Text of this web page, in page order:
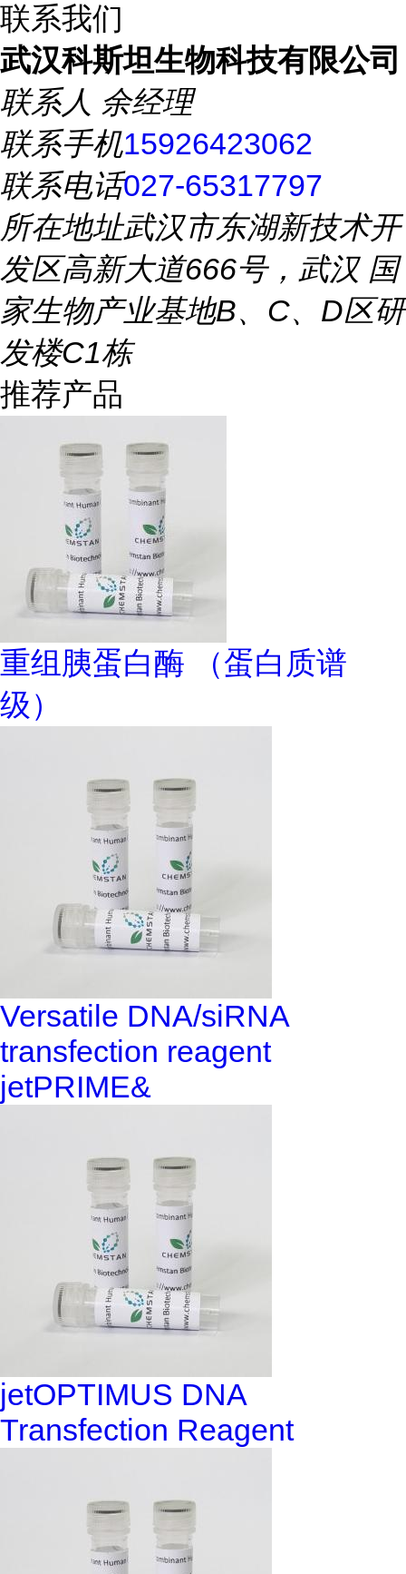
联系我们
武汉科斯坦生物科技有限公司
联系人 余经理
联系手机15926423062
联系电话027-65317797
所在地址武汉市东湖新技术开
发区高新大道666号，武汉 国
家生物产业基地B、C、D区研
发楼C1栋
推荐产品
重组胰蛋白酶 （蛋白质谱
级）
Versatile DNA/siRNA
transfection reagent
jetPRIME&
jetOPTIMUS DNA
Transfection Reagent